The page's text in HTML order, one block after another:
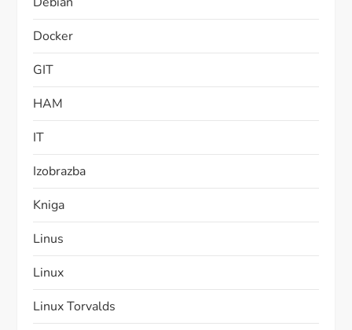
Docker
GIT
HAM
IT
Izobrazba
Kniga
Linus
Linux
Linux Torvalds